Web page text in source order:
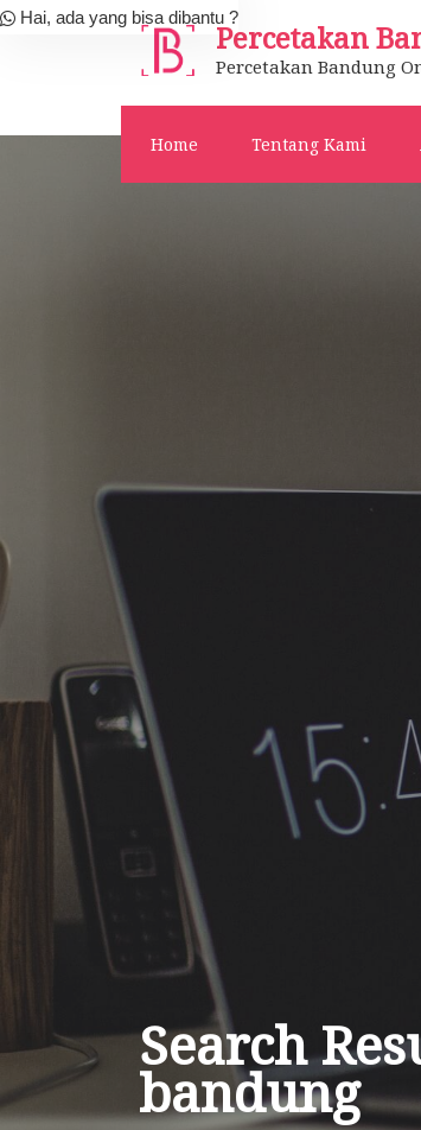
Skip
Percetakan
Percetakan Bandung
Home Tentang Kami
Search
bandung
Hai, ada yang bisa dibantu ?